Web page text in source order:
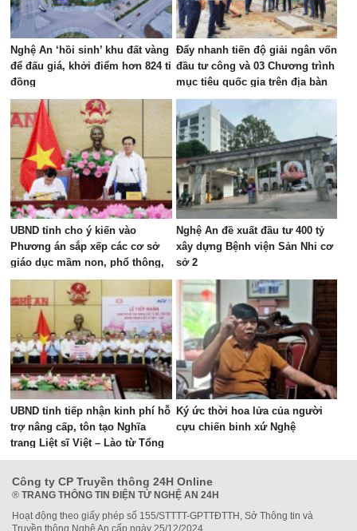
Nghệ An ‘hồi sinh’ khu đất vàng
để đấu giá, khởi điểm hơn 824 tỉ
đồng
Đẩy nhanh tiến độ giải ngân vốn
đầu tư công và 03 Chương trình
mục tiêu quốc gia trên địa bàn
các xã khu vực Tân Kỳ
UBND tỉnh cho ý kiến vào
Phương án sắp xếp các cơ sở
giáo dục mầm non, phổ thông,
giáo dục thường xuyên và giáo
dục nghề nghiệp công lập
Nghệ An đề xuất đầu tư 400 tỷ
xây dựng Bệnh viện Sản Nhi cơ
sở 2
UBND tỉnh tiếp nhận kinh phí hỗ
trợ nâng cấp, tôn tạo Nghĩa
trang Liệt sĩ Việt – Lào từ Tổng
Công ty Cảng hàng không Việt
Nam
Ký ức thời hoa lửa của người
cựu chiến binh xứ Nghệ
Công ty CP Truyền thông 24H Online
® TRANG THÔNG TIN ĐIỆN TỬ NGHỆ AN 24H
Hoạt động theo giấy phép số 155/STTTT-GPTTĐTTH, Sở Thông tin và
Truyền thông Nghệ An cấp ngày 25/12/2024